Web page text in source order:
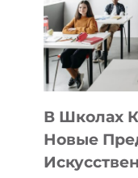
—
В Школах
Новые